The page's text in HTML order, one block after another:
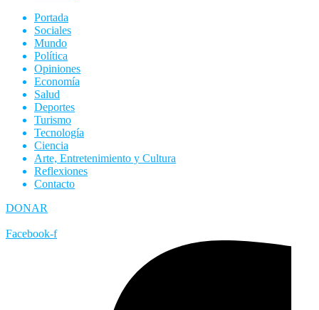
Portada
Sociales
Mundo
Política
Opiniones
Economía
Salud
Deportes
Turismo
Tecnología
Ciencia
Arte, Entretenimiento y Cultura
Reflexiones
Contacto
DONAR
Facebook-f